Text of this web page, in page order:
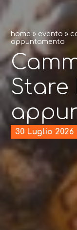
home » evento »
appuntamento
Stare
30 Luglio 2026